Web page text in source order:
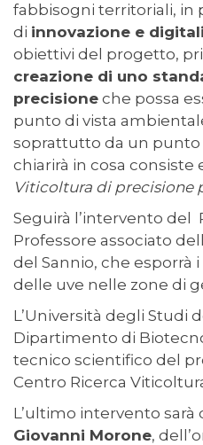
fabbisogni territoriali, in
di innovazione e
obiettivi del progetto,
creazione di uno
precisione che possa
punto di vista
soprattutto da un punto
chiarirà in cosa consiste
Viticoltura di precisione
Seguirà l’intervento del
Professore associato
del Sannio, che esporrà
delle uve nelle zone di
L’Università degli Studi
Dipartimento di
tecnico scientifico del
Centro Ricerca
L’ultimo intervento sarà
Giovanni Morone,